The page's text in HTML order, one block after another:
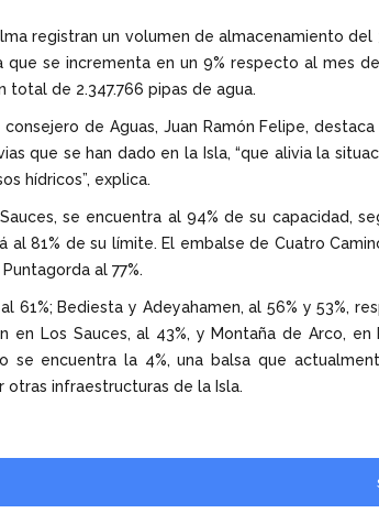
registran un volumen de almacenamiento del
que se incrementa en un 9% respecto al mes
de 2.347.766 pipas de agua.
de Aguas, Juan Ramón Felipe,
que se han dado en la Isla, “que alivia la
hídricos”, explica.
se encuentra al 94% de su capacidad,
al 81% de su límite. El embalse de Cuatro
al 77%.
61%; Bediesta y Adeyahamen, al 56% y 53%,
en Los Sauces, al 43%, y Montaña de Arco, en
se encuentra la 4%, una balsa que
infraestructuras de la Isla.